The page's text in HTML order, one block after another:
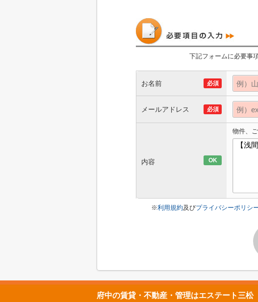
下記フォームに必要事
お名前 必須
メールアドレス 必須
内容 OK
物件、
※利用規約及びプライバシーポリシ
府中の賃貸・不動産・管理はエステート三松